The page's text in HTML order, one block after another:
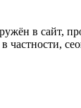
в сайт,
частности,